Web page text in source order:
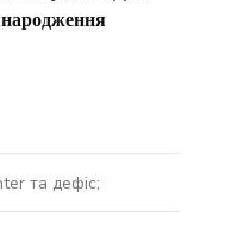
народження